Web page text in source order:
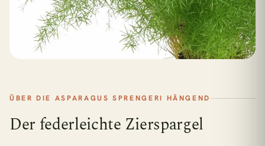
ÜBER DIE ASPARAGUS SPRENGERI HÄNGEND
Der federleichte Zierspargel